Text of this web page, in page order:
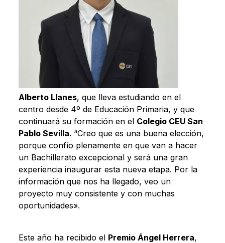
Alberto Llanes, que lleva estudiando en el
centro desde 4º de Educación Primaria, y que
continuará su formación en el Colegio CEU San
Pablo Sevilla. “Creo que es una buena elección,
porque confío plenamente en que van a hacer
un Bachillerato excepcional y será una gran
experiencia inaugurar esta nueva etapa. Por la
información que nos ha llegado, veo un
proyecto muy consistente y con muchas
oportunidades».
Este año ha recibido el Premio Ángel Herrera,